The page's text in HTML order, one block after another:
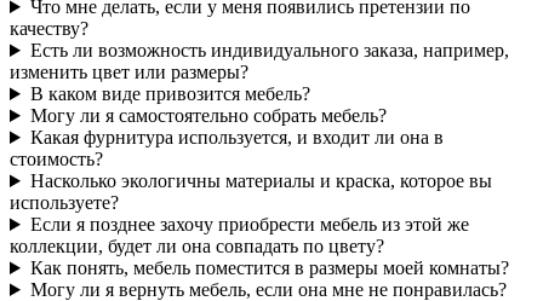
Что мне делать, если у меня появились претензии по
качеству?
Есть ли возможность индивидуального заказа, например,
изменить цвет или размеры?
В каком виде привозится мебель?
Могу ли я самостоятельно собрать мебель?
Какая фурнитура используется, и входит ли она в
стоимость?
Насколько экологичны материалы и краска, которое вы
используете?
Если я позднее захочу приобрести мебель из этой же
коллекции, будет ли она совпадать по цвету?
Как понять, мебель поместится в размеры моей комнаты?
Могу ли я вернуть мебель, если она мне не понравилась?